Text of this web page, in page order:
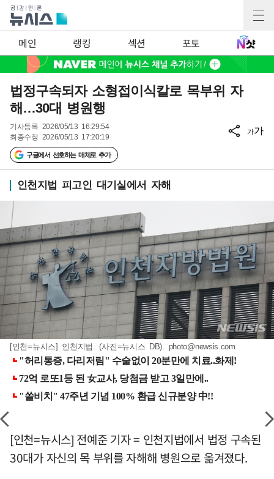
메인 랭킹 섹션 포토
법정구속되자 소형접이식칼로 목부위 자
해…30대 병원행
기사등록 2026/05/13 16:29:54
최종수정 2026/05/13 17:20:19
구글에서 선호하는 매체로 추가
가가
인천지법 피고인 대기실에서 자해
[인천=뉴시스] 인천지법. (사진=뉴시스 DB). photo@newsis.com
[인천=뉴시스] 전예준 기자 = 인천지법에서 법정 구속된
30대가 자신의 목 부위를 자해해 병원으로 옮겨졌다.